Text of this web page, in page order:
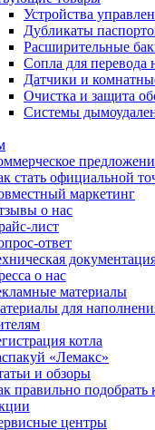
Устройства
Дубликаты
Расширительные
Сопла для
Датчики и
Очистка и защита
Системы
стать официальной
маркетинг
о нас
лист
ответ
о нас
материалы
для
котла
«Лемакс»
и обзоры
правильно подобрать
центры